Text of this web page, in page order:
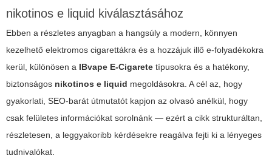
nikotinos e liquid kiválasztásához
Ebben a részletes anyagban a hangsúly a modern, könnyen
kezelhető elektromos cigarettákra és a hozzájuk illő e-folyadékokra
kerül, különösen a IBvape E-Cigarete típusokra és a hatékony,
biztonságos nikotinos e liquid megoldásokra. A cél az, hogy
gyakorlati, SEO-barát útmutatót kapjon az olvasó anélkül, hogy
csak felületes információkat sorolnánk — ezért a cikk strukturáltan,
részletesen, a leggyakoribb kérdésekre reagálva fejti ki a lényeges
tudnivalókat.